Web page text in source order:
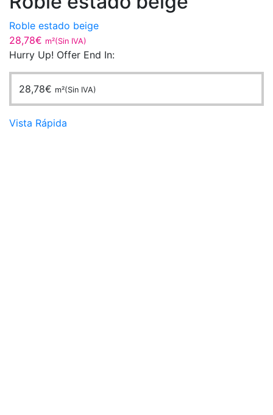
Roble estado beige
28,78€ m²(Sin IVA)
Hurry Up! Offer End In:
28,78€ m²(Sin IVA)
Vista Rápida